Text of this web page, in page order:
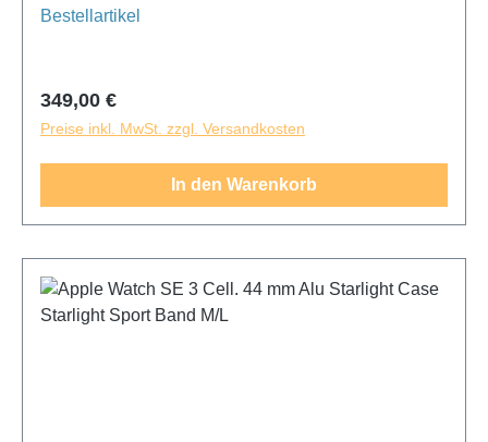
Bestellartikel
Regulärer Preis:
349,00 €
Preise inkl. MwSt. zzgl. Versandkosten
In den Warenkorb